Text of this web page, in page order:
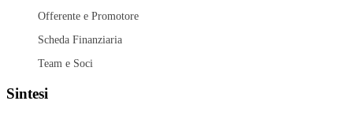
Offerente e Promotore
Scheda Finanziaria
Team e Soci
Sintesi